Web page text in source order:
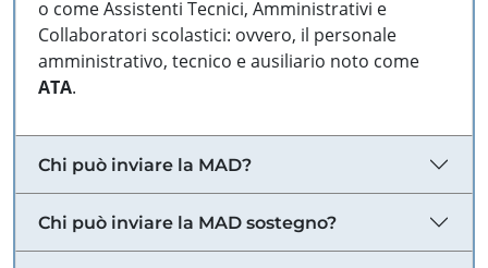
o come Assistenti Tecnici, Amministrativi e
Collaboratori scolastici: ovvero, il personale
amministrativo, tecnico e ausiliario noto come
ATA.
Chi può inviare la MAD?
Chi può inviare la MAD sostegno?